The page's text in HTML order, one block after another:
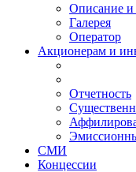
Описание и
Галерея
Оператор
Акционерам и
Отчетность
СМИ
Концессии